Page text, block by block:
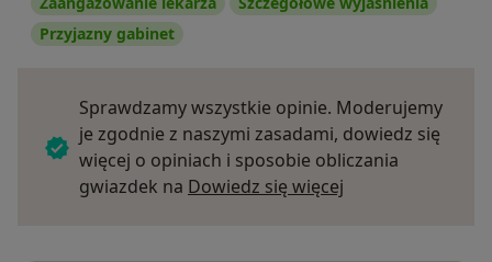
Przyjazny gabinet
Sprawdzamy wszystkie opinie. Moderujemy
je zgodnie z naszymi zasadami, dowiedz się
więcej o opiniach i sposobie obliczania
gwiazdek na Dowiedz się więcej